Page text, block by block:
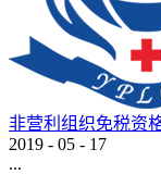
非营利组织免税资
2019 - 05 - 17
...